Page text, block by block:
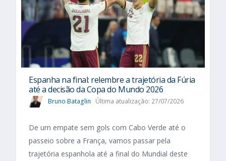
Espanha na final: relembre a trajetória da Fúria
até a decisão da Copa do Mundo 2026
Bruno Bataglin Última atualização: 27/07/2026
De um empate sem gols com Cabo Verde até o
passeio sobre a França, vamos passar pela
trajetória espanhola até a final do Mundial deste